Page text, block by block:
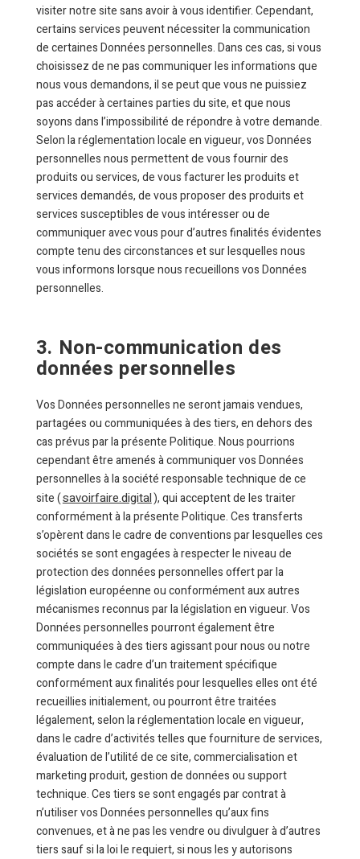
visiter notre site sans avoir à vous identifier. Cependant,
certains services peuvent nécessiter la communication
de certaines Données personnelles. Dans ces cas, si vous
choisissez de ne pas communiquer les informations que
nous vous demandons, il se peut que vous ne puissiez
pas accéder à certaines parties du site, et que nous
soyons dans l’impossibilité de répondre à votre demande.
Selon la réglementation locale en vigueur, vos Données
personnelles nous permettent de vous fournir des
produits ou services, de vous facturer les produits et
services demandés, de vous proposer des produits et
services susceptibles de vous intéresser ou de
communiquer avec vous pour d’autres finalités évidentes
compte tenu des circonstances et sur lesquelles nous
vous informons lorsque nous recueillons vos Données
personnelles.
3. Non-communication des
données personnelles
Vos Données personnelles ne seront jamais vendues,
partagées ou communiquées à des tiers, en dehors des
cas prévus par la présente Politique. Nous pourrions
cependant être amenés à communiquer vos Données
personnelles à la société responsable technique de ce
site (savoirfaire.digital), qui acceptent de les traiter
conformément à la présente Politique. Ces transferts
s’opèrent dans le cadre de conventions par lesquelles ces
sociétés se sont engagées à respecter le niveau de
protection des données personnelles offert par la
législation européenne ou conformément aux autres
mécanismes reconnus par la législation en vigueur. Vos
Données personnelles pourront également être
communiquées à des tiers agissant pour nous ou notre
compte dans le cadre d’un traitement spécifique
conformément aux finalités pour lesquelles elles ont été
recueillies initialement, ou pourront être traitées
légalement, selon la réglementation locale en vigueur,
dans le cadre d’activités telles que fourniture de services,
évaluation de l’utilité de ce site, commercialisation et
marketing produit, gestion de données ou support
technique. Ces tiers se sont engagés par contrat à
n’utiliser vos Données personnelles qu’aux fins
convenues, et à ne pas les vendre ou divulguer à d’autres
tiers sauf si la loi le requiert, si nous les y autorisons